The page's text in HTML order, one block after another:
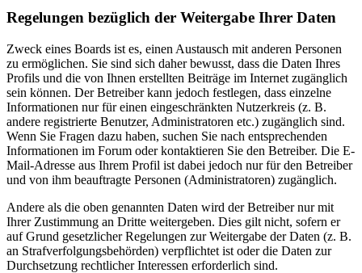
Regelungen bezüglich der Weitergabe Ihrer Daten
Zweck eines Boards ist es, einen Austausch mit anderen Personen
zu ermöglichen. Sie sind sich daher bewusst, dass die Daten Ihres
Profils und die von Ihnen erstellten Beiträge im Internet zugänglich
sein können. Der Betreiber kann jedoch festlegen, dass einzelne
Informationen nur für einen eingeschränkten Nutzerkreis (z. B.
andere registrierte Benutzer, Administratoren etc.) zugänglich sind.
Wenn Sie Fragen dazu haben, suchen Sie nach entsprechenden
Informationen im Forum oder kontaktieren Sie den Betreiber. Die E-
Mail-Adresse aus Ihrem Profil ist dabei jedoch nur für den Betreiber
und von ihm beauftragte Personen (Administratoren) zugänglich.
Andere als die oben genannten Daten wird der Betreiber nur mit
Ihrer Zustimmung an Dritte weitergeben. Dies gilt nicht, sofern er
auf Grund gesetzlicher Regelungen zur Weitergabe der Daten (z. B.
an Strafverfolgungsbehörden) verpflichtet ist oder die Daten zur
Durchsetzung rechtlicher Interessen erforderlich sind.